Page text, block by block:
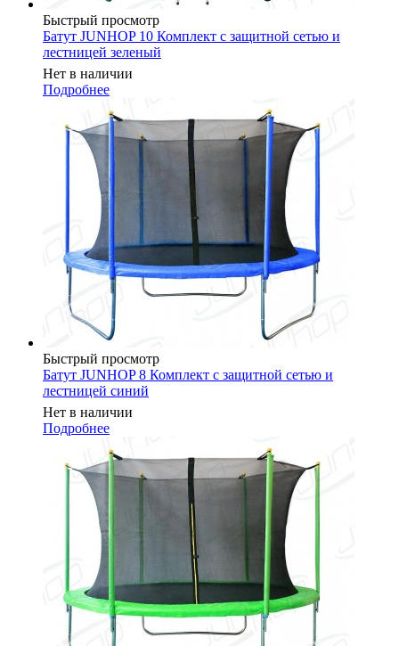
Быстрый просмотр
Батут JUNHOP 10 Комплект с защитной сетью и
лестницей зеленый
Нет в наличии
Подробнее
Быстрый просмотр
Батут JUNHOP 8 Комплект с защитной сетью и
лестницей синий
Нет в наличии
Подробнее